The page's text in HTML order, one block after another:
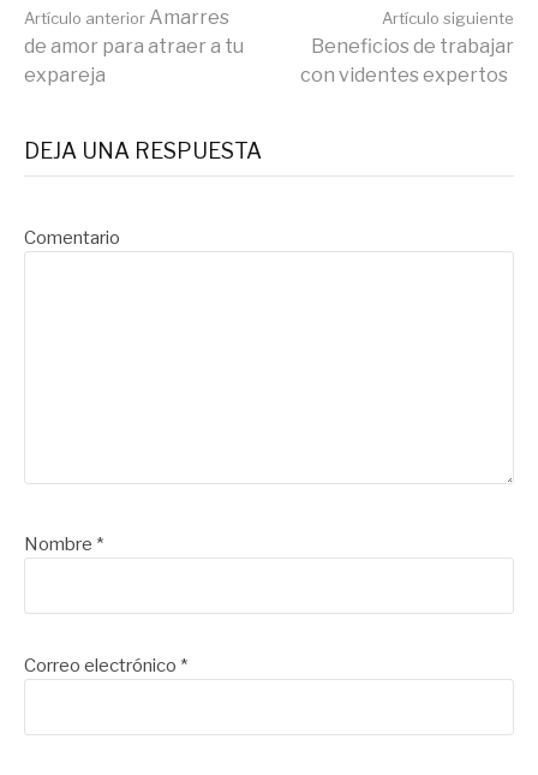
Seguir
Artículo anterior Amarres
de amor para atraer a tu
expareja
Artículo siguiente
Beneficios de trabajar
con videntes expertos
DEJA UNA RESPUESTA
Comentario
Nombre *
Correo electrónico *